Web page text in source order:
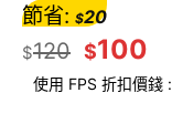
$120 $100
節省: $20
使用 FPS 折扣價錢 :